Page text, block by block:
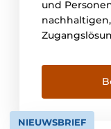
und
NIEUWSBRIEF